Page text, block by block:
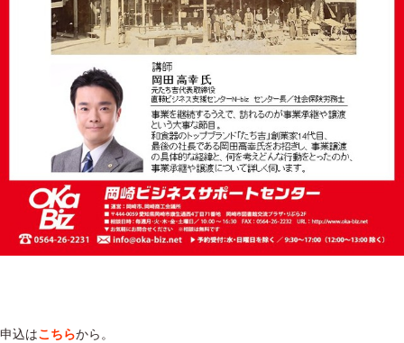
申込はこちらから。